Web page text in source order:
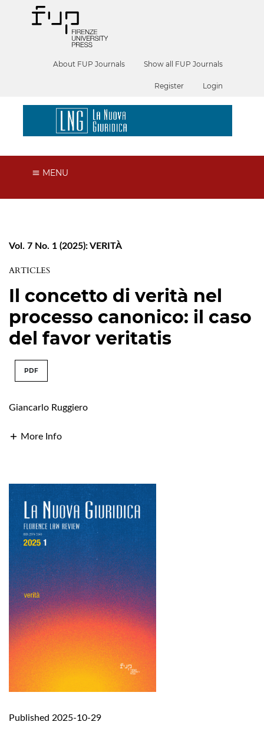
About FUP Journals Show all FUP Journals
Register Login
MENU
Vol. 7 No. 1 (2025): VERITÀ
ARTICLES
Il concetto di verità nel
processo canonico: il caso
del favor veritatis
PDF
Giancarlo Ruggiero
More Info
Published 2025-10-29